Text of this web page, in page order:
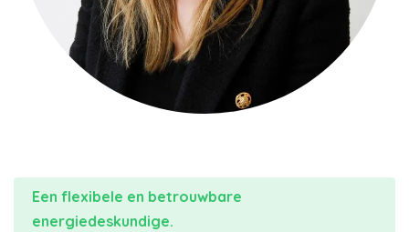
Een flexibele en betrouwbare
energiedeskundige.